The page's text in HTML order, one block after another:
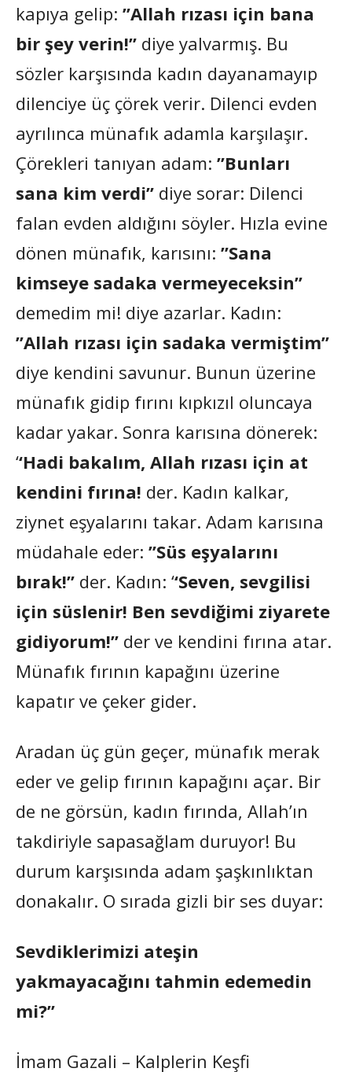
kapıya gelip: ”Allah rızası için bana
bir şey verin!” diye yalvarmış. Bu
sözler karşısında kadın dayanamayıp
dilenciye üç çörek verir. Dilenci evden
ayrılınca münafık adamla karşılaşır.
Çörekleri tanıyan adam: ”Bunları
sana kim verdi” diye sorar: Dilenci
falan evden aldığını söyler. Hızla evine
dönen münafık, karısını: ”Sana
kimseye sadaka vermeyeceksin”
demedim mi! diye azarlar. Kadın:
”Allah rızası için sadaka vermiştim”
diye kendini savunur. Bunun üzerine
münafık gidip fırını kıpkızıl oluncaya
kadar yakar. Sonra karısına dönerek:
‘‘Hadi bakalım, Allah rızası için at
kendini fırına! der. Kadın kalkar,
ziynet eşyalarını takar. Adam karısına
müdahale eder: ”Süs eşyalarını
bırak!” der. Kadın: ‘‘Seven, sevgilisi
için süslenir! Ben sevdiğimi ziyarete
gidiyorum!” der ve kendini fırına atar.
Münafık fırının kapağını üzerine
kapatır ve çeker gider.
Aradan üç gün geçer, münafık merak
eder ve gelip fırının kapağını açar. Bir
de ne görsün, kadın fırında, Allah’ın
takdiriyle sapasağlam duruyor! Bu
durum karşısında adam şaşkınlıktan
donakalır. O sırada gizli bir ses duyar:
Sevdiklerimizi ateşin
yakmayacağını tahmin edemedin
mi?”
İmam Gazali – Kalplerin Keşfi